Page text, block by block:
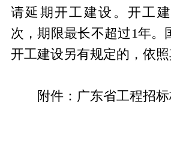
请延期开工建设。开工
次，期限最长不超过1年。
开工建设另有规定的，依照
附件：广东省工程招标